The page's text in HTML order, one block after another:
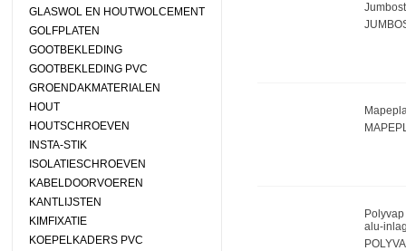
GLASWOL EN HOUTWOLCEMENT
GOLFPLATEN
GOOTBEKLEDING
GOOTBEKLEDING PVC
GROENDAKMATERIALEN
HOUT
HOUTSCHROEVEN
INSTA-STIK
ISOLATIESCHROEVEN
KABELDOORVOEREN
KANTLIJSTEN
KIMFIXATIE
KOEPELKADERS PVC
alu-